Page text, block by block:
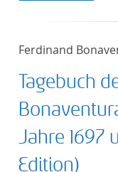
Ferdinand
Tagebuch
Jahre 1697
Edition)